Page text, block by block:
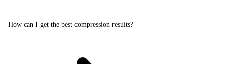
How can I get the best compression results?